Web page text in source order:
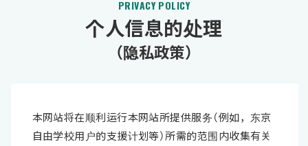
PRIVACY POLICY
个人信息的处理
（隐私政策）
本网站将在顺利运行本网站所提供服务（例如，东京
自由学校用户的支援计划等）所需的范围内收集有关